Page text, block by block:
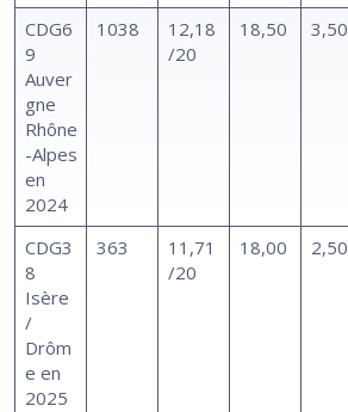
CDG6
9
Auver
gne
Rhône
-Alpes
en
2024
1038
12,18
/20
18,50 3,50
CDG3
8
Isère
/
Drôm
e en
2025
363
11,71
/20
18,00 2,50